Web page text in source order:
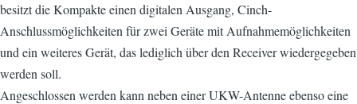
besitzt die Kompakte einen digitalen Ausgang, Cinch-
Anschlussmöglichkeiten für zwei Geräte mit Aufnahmemöglichkeiten
und ein weiteres Gerät, das lediglich über den Receiver wiedergegeben
werden soll.
Angeschlossen werden kann neben einer UKW-Antenne ebenso eine